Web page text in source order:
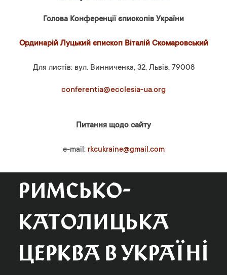
Голова Конференції єпископів України
Ординарій Луцький єпископ Віталій Скомаровський
Для листів: вул. Винниченка, 32, Львів, 79008
conferentia@ecclesia-ua.org
Питання щодо сайту
e-mail: rkcukraine@gmail.com